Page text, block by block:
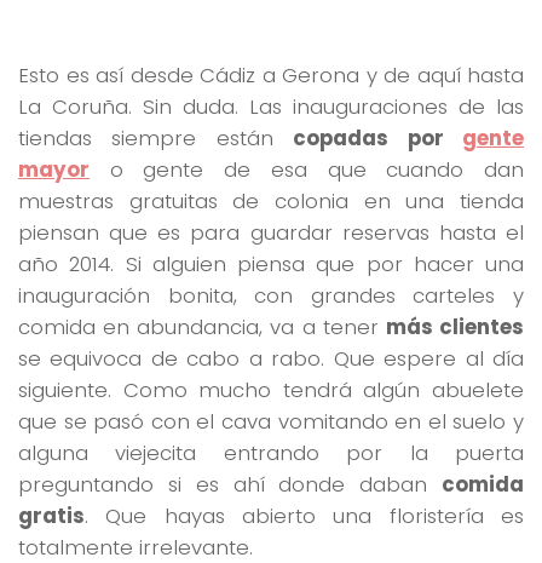
Esto es así desde Cádiz a Gerona y de aquí hasta
La Coruña. Sin duda. Las inauguraciones de las
tiendas siempre están copadas por gente
mayor o gente de esa que cuando dan
muestras gratuitas de colonia en una tienda
piensan que es para guardar reservas hasta el
año 2014. Si alguien piensa que por hacer una
inauguración bonita, con grandes carteles y
comida en abundancia, va a tener más clientes
se equivoca de cabo a rabo. Que espere al día
siguiente. Como mucho tendrá algún abuelete
que se pasó con el cava vomitando en el suelo y
alguna viejecita entrando por la puerta
preguntando si es ahí donde daban comida
gratis. Que hayas abierto una floristería es
totalmente irrelevante.